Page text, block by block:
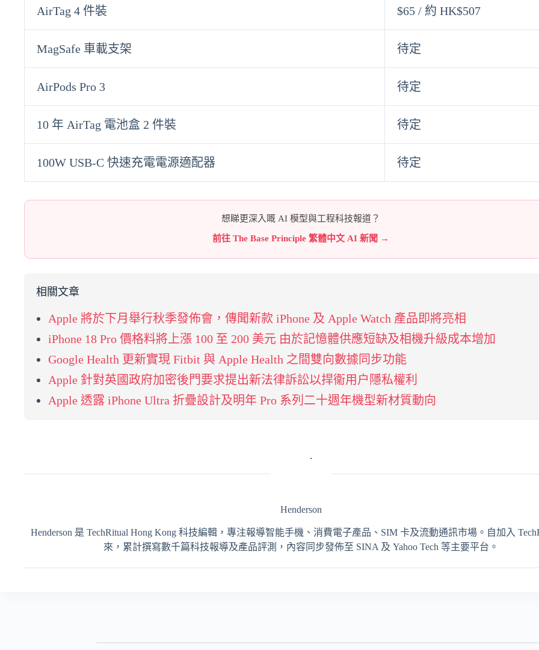
AirTag 4 件裝 $65 / 約 HK$507
MagSafe 車載支架 待定
AirPods Pro 3 待定
10 年 AirTag 電池盒 2 件裝 待定
100W USB-C 快速充電電源適配器 待定
想睇更深入嘅 AI 模型與工程科技報道？
前往 The Base Principle 繁體中文 AI 新聞 →
相關文章
Apple 將於下月舉行秋季發佈會，傳聞新款 iPhone 及 Apple Watch 產品即將亮相
iPhone 18 Pro 價格料將上漲 100 至 200 美元 由於記憶體供應短缺及相機升級成本增加
Google Health 更新實現 Fitbit 與 Apple Health 之間雙向數據同步功能
Apple 針對英國政府加密後門要求提出新法律訴訟以捍衞用户隱私權利
Apple 透露 iPhone Ultra 折疊設計及明年 Pro 系列二十週年機型新材質動向
Henderson
Henderson 是 TechRitual Hong Kong 科技編輯，專注報導智能手機、消費電子產品、SIM 卡及流動通訊市場。自加入
來，累計撰寫數千篇科技報導及產品評測，內容同步發佈至 SINA 及 Yahoo Tech 等主要平台。